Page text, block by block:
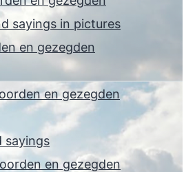
sayings in pictures
en gezegden
en gezegden
sayings
en gezegden